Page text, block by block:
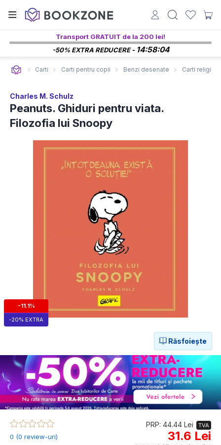
Transport GRATUIT de la 200 lei!
-50% EXTRA REDUCERE - 14:58:04
Carti Carti pentru copii Benzi desenate Carti
Charles M. Schulz
Peanuts. Ghiduri pentru viata.
Filozofia lui Snoopy
-11.1%
-20% EXTRA
Răsfoiește
0 (0 review-uri)
PRP: 44.44 Lei TVA
31.6 Lei